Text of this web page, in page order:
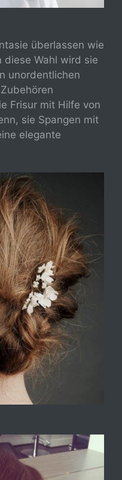
überlassen wie
diese Wahl wird sie
unordentlichen
Frisur mit Hilfe von
sie Spangen mit
elegante